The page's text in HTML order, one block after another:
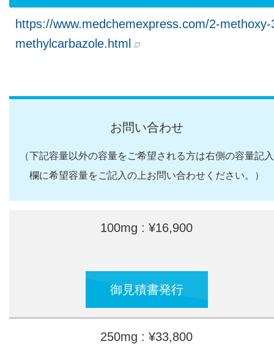
https://www.medchemexpress.com/2-methoxy-
methylcarbazole.html
お問い合わせ
（下記容量以外の容量をご希望される方は右側の容量記入
欄に希望容量をご記入の上お問い合わせください。）
100mg : ¥16,900
御見積書発行
250mg : ¥33,800